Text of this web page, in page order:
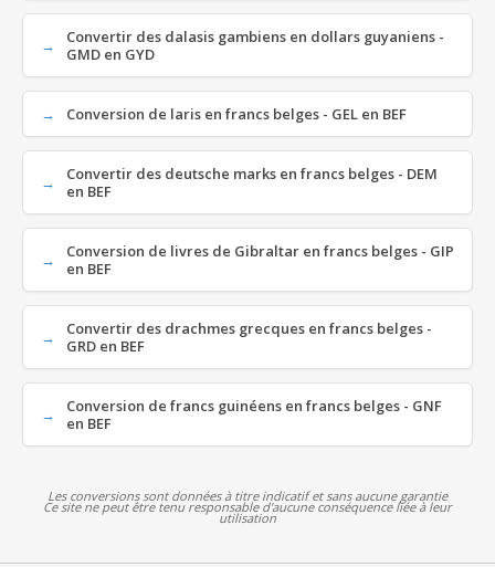
Convertir des dalasis gambiens en dollars guyaniens -
GMD en GYD
Conversion de laris en francs belges - GEL en BEF
Convertir des deutsche marks en francs belges - DEM
en BEF
Conversion de livres de Gibraltar en francs belges - GIP
en BEF
Convertir des drachmes grecques en francs belges -
GRD en BEF
Conversion de francs guinéens en francs belges - GNF
en BEF
Les conversions sont données à titre indicatif et sans aucune garantie
Ce site ne peut être tenu responsable d'aucune conséquence liée à leur
utilisation